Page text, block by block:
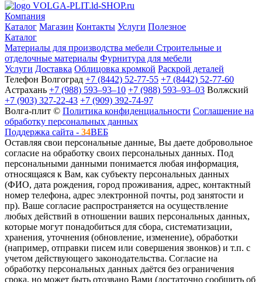
VOLGA-PLIT.ld-SHOP.ru
Компания
Каталог Магазин Контакты Услуги Полезное
Каталог
Материалы для производства мебели Строительные и
отделочные материалы Фурнитура для мебели
Услуги Доставка Облицовка кромкой Раскрой деталей
Телефон Волгоград +7 (8442) 52-77-55 +7 (8442) 52-77-60
Астрахань +7 (988) 593‒93‒10 +7 (988) 593‒93‒03 Волжский
+7 (903) 327-22-43 +7 (909) 392-74-97
Волга-плит © Политика конфиденциальности Соглашение на
обработку персональных данных
Поддержка сайта - 34ВЕБ
Оставляя свои персональные данные, Вы даете добровольное
согласие на обработку своих персональных данных. Под
персональными данными понимается любая информация,
относящаяся к Вам, как субъекту персональных данных
(ФИО, дата рождения, город проживания, адрес, контактный
номер телефона, адрес электронной почты, род занятости и
пр). Ваше согласие распространяется на осуществление
любых действий в отношении ваших персональных данных,
которые могут понадобиться для сбора, систематизации,
хранения, уточнения (обновление, изменение), обработки
(например, отправки писем или совершения звонков) и т.п. с
учетом действующего законодательства. Согласие на
обработку персональных данных даётся без ограничения
срока, но может быть отозвано Вами (достаточно сообщить об